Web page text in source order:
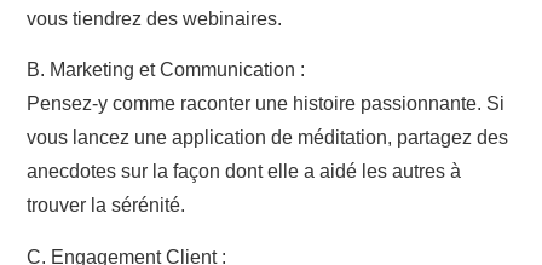
vous tiendrez des webinaires.
B. Marketing et Communication :
Pensez-y comme raconter une histoire passionnante. Si
vous lancez une application de méditation, partagez des
anecdotes sur la façon dont elle a aidé les autres à
trouver la sérénité.
C. Engagement Client :